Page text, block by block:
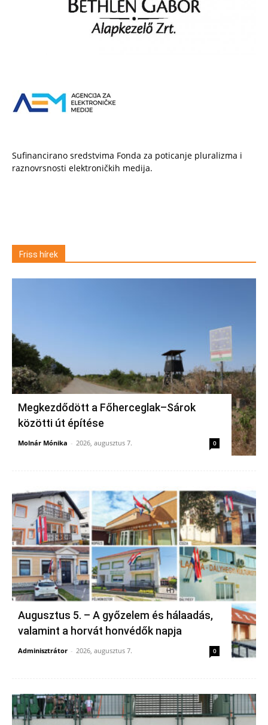
Sufinancirano sredstvima Fonda za poticanje pluralizma i
raznovrsnosti elektroničkih medija.
Friss hírek
Megkezdődött a Főherceglak–Sárok
közötti út építése
Molnár Mónika - 2026, augusztus 7. 0
Augusztus 5. – A győzelem és hálaadás,
valamint a horvát honvédők napja
Adminisztrátor - 2026, augusztus 7. 0